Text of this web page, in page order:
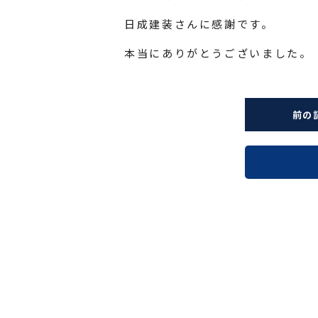
日成建装さんに感謝です。
本当にありがとうございました。
前の